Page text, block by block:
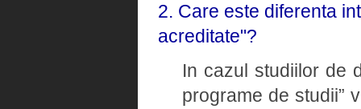
2. Care este diferenta
acreditate"?
In cazul studiilor de
programe de studii”